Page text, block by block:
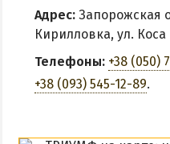
Адрес: Запорожская
Кирилловка, ул.
Телефоны: +38 (050)
+38 (093) 545-12-89.